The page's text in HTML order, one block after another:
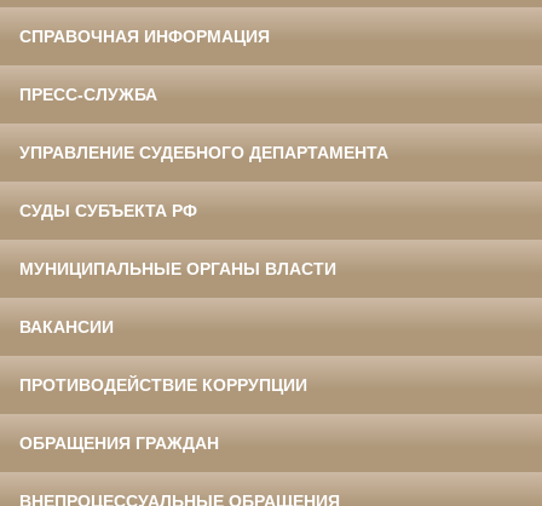
СПРАВОЧНАЯ ИНФОРМАЦИЯ
ПРЕСС-СЛУЖБА
УПРАВЛЕНИЕ СУДЕБНОГО ДЕПАРТАМЕНТА
СУДЫ СУБЪЕКТА РФ
МУНИЦИПАЛЬНЫЕ ОРГАНЫ ВЛАСТИ
ВАКАНСИИ
ПРОТИВОДЕЙСТВИЕ КОРРУПЦИИ
ОБРАЩЕНИЯ ГРАЖДАН
ВНЕПРОЦЕССУАЛЬНЫЕ ОБРАЩЕНИЯ